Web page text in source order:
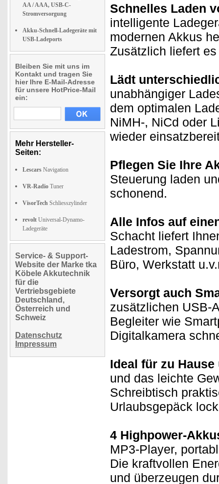
AA / AAA, USB-C-
Stromversorgung
Akku-Schnell-Ladegeräte mit
USB-Ladeports
Bleiben Sie mit uns im
Kontakt und tragen Sie
hier Ihre E-Mail-Adresse
für unsere HotPrice-Mail
ein:
Mehr Hersteller-
Seiten:
Lescars Navigation
VR-Radio Tuner
VisorTech Schliesszylinder
revolt Universal-Dynamo-
Ladegeräte
Service- & Support-
Website der Marke tka
Köbele Akkutechnik
für die
Vertriebsgebiete
Deutschland,
Österreich und
Schweiz
Datenschutz
Impressum
Schnelles Laden
intelligente
modernen Akkus
Zusätzlich liefert
Lädt
unabhängiger
dem optimalen
NiMH-, NiCd oder
wieder
Pflegen Sie Ihre
Steuerung laden
schonend.
Alle Infos auf
Schacht liefert
Ladestrom,
Büro, Werkstatt
Versorgt auch
zusätzlichen USB-
Begleiter wie
Digitalkamera
Ideal für zu
und das leichte
Schreibtisch
Urlaubsgepäck
4 Highpower-
MP3-Player,
Die kraftvollen
und überzeugen